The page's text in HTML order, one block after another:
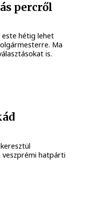
percről
este hétig lehet
Ma
is.
hatpárti